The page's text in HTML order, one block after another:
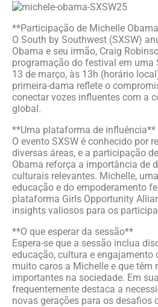
**Participação de Michelle
O South by Southwest (SXSW)
Obama e seu irmão, Craig
programação do festival em uma
13 de março, às 13h (horário
primeira-dama reflete o
conectar vozes influentes com a
global.
**Uma plataforma de influência**
O evento SXSW é conhecido por
diversas áreas, e a participação
Obama reforça a importância de
culturais relevantes. Michelle,
educação e do empoderamento
plataforma Girls Opportunity
insights valiosos para os
**O que esperar da sessão**
Espera-se que a sessão inclua
educação, cultura e engajamento
muito caros a Michelle e que têm
importantes na sociedade. Em
frequentemente destaca a
novas gerações para os desafios